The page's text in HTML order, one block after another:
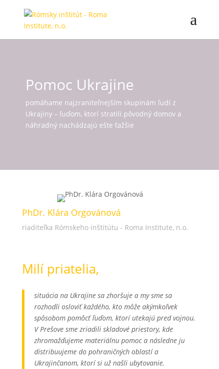
Pomoc Ukrajine
pomáhame najzraniteľnejším skupinám ľudí z
Ukrajiny – ľuďom, ktorí stratili pôvodný domov a
náhradný nachádzajú ešte ťažšie
PhDr. Klára Orgovánová
riaditeľka Rómskeho inštitútu - Roma Institute, n.o.
Milí priatelia,
situácia na Ukrajine sa zhoršuje a my sme sa
rozhodli osloviť každého, kto môže akýmkoľvek
spôsobom pomôcť ľuďom, ktorí utekajú pred vojnou.
V Prešove sme zriadili skladové priestory, kde
zhromažďujeme materiálnu pomoc a následne ju
distribuujeme do pohraničných oblastí a
Ukrajinčanom, ktorí si už našli ubytovanie.